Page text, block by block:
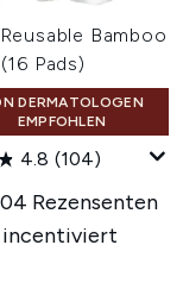
Bamboo
Pads)
DERMATOLOGEN
EMPFOHLEN
4.8 (104)
Rezensenten
incentiviert